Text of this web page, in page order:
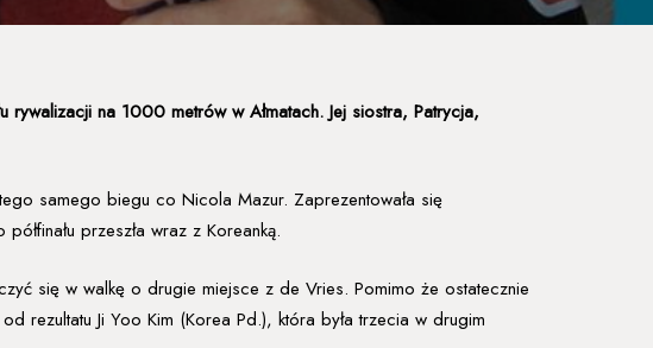
na 1000 metrów w Ałmatach. Jej siostra, Patrycja,
samego biegu co Nicola Mazur. Zaprezentowała się
przeszła wraz z Koreanką.
się w walkę o drugie miejsce z de Vries. Pomimo że ostatecznie
rezultatu Ji Yoo Kim (Korea Pd.), która była trzecia w drugim